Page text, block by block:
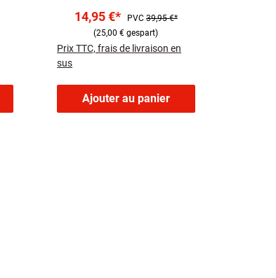
Farbtemperatursteuerung
14,95 €* PVC39,95 €*
(25,00 € gespart)
Prix TTC, frais de livraison en
sus
Ajouter au panier